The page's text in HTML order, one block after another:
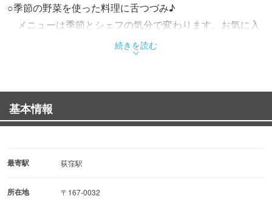
○季節の野菜を使った料理に舌つづみ♪
メニューは季節とシェフの気分で変わります。お気に入
りを見つけてくださいね♪
リクエストもお待ちしています！
○お酒は豊富な種類のワインに加え、日本酒やビール・カ
クテル・ウイスキーと多種ご用意！
27時まで営業しているので、夜中からのご来店もお待ち
続きを読む
基本情報
最寄駅 荻窪駅
所在地
〒167-0032